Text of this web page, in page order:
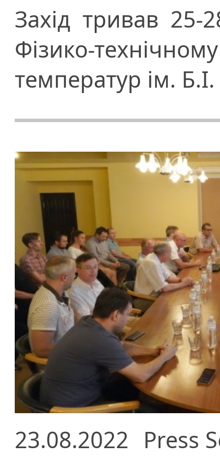
Захід тривав
Фізико-
температур ім.
23.08.2022 Press